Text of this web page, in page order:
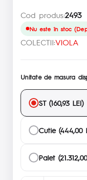
Cod produs:2493
Nu este în stoc
COLECTII:VIOLA
Unitate de masura
ST (160,93 LEI)
Cutie (444,00
Palet